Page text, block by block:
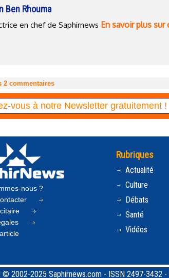
Ben Rhouma
en chef de Saphirnews En savoir plus sur
2 commentaires
nous ?
Rubriques
Actualité
Culture
Débats
Santé
Vidéos
2002-2025 Saphirnews.com - ISSN 2497-3432